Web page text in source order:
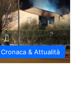
Cronaca & Attualità